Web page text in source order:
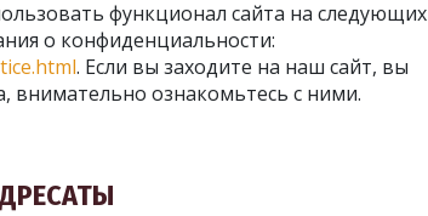
функционал сайта на следующих
о конфиденциальности:
. Если вы заходите на наш сайт, вы
внимательно ознакомьтесь с ними.